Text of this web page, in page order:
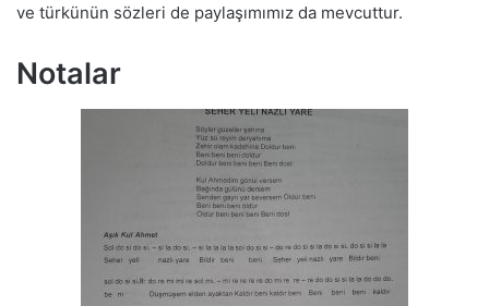
ve türkünün sözleri de paylaşımımız da mevcuttur.
Notalar